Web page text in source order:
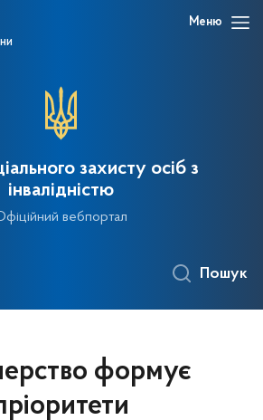
Меню
захисту осіб з
інвалідністю
вебпортал
Пошук
формує